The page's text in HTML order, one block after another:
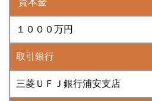
資本金
１０００万円
取引銀行
三菱ＵＦＪ銀行浦安支店